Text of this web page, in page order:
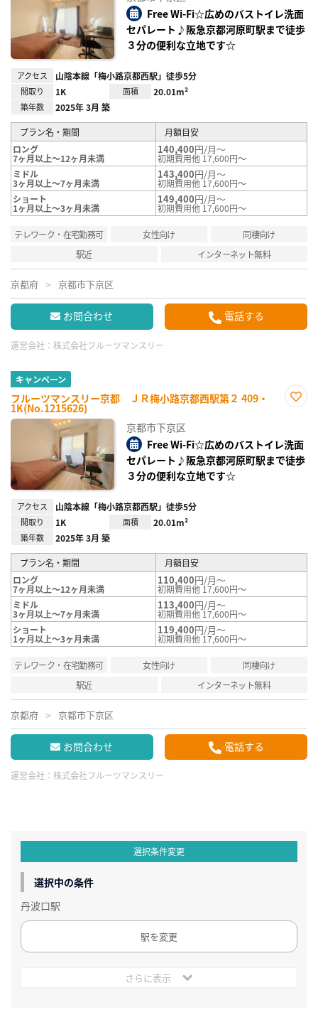
録
Free Wi-Fi☆広めのバストイレ洗面
セパレート♪阪急京都河原町駅まで徒歩
３分の便利な立地です☆
アクセス 山陰本線「梅小路京都西駅」徒歩5分
間取り 1K 面積 20.01m²
築年数 2025年 3月 築
プラン名・期間
月額目安
ロング
7ヶ月以上～12ヶ月未満
140,400円/月～
初期費用他 17,600円～
ミドル
3ヶ月以上～7ヶ月未満
143,400円/月～
初期費用他 17,600円～
ショート
1ヶ月以上～3ヶ月未満
149,400円/月～
初期費用他 17,600円～
テレワーク・在宅勤務可 女性向け
同棲向け
駅近
インターネット無料
京都府 京都市下京区
お問合わせ 電話する
運営会社： 株式会社フルーツマンスリー
キャンペーン
フルーツマンスリー京都 ＪＲ梅小路京都西駅第２ 409・
1K(No.1215626)
録
京都市下京区
Free Wi-Fi☆広めのバストイレ洗面
セパレート♪阪急京都河原町駅まで徒歩
３分の便利な立地です☆
アクセス 山陰本線「梅小路京都西駅」徒歩5分
間取り 1K 面積 20.01m²
築年数 2025年 3月 築
プラン名・期間
月額目安
ロング
7ヶ月以上～12ヶ月未満
110,400円/月～
初期費用他 17,600円～
ミドル
3ヶ月以上～7ヶ月未満
113,400円/月～
初期費用他 17,600円～
ショート
1ヶ月以上～3ヶ月未満
119,400円/月～
初期費用他 17,600円～
テレワーク・在宅勤務可 女性向け
同棲向け
駅近
インターネット無料
京都府 京都市下京区
お問合わせ 電話する
運営会社： 株式会社フルーツマンスリー
選択条件変更
選択中の条件
丹波口駅
駅を変更
さらに表示